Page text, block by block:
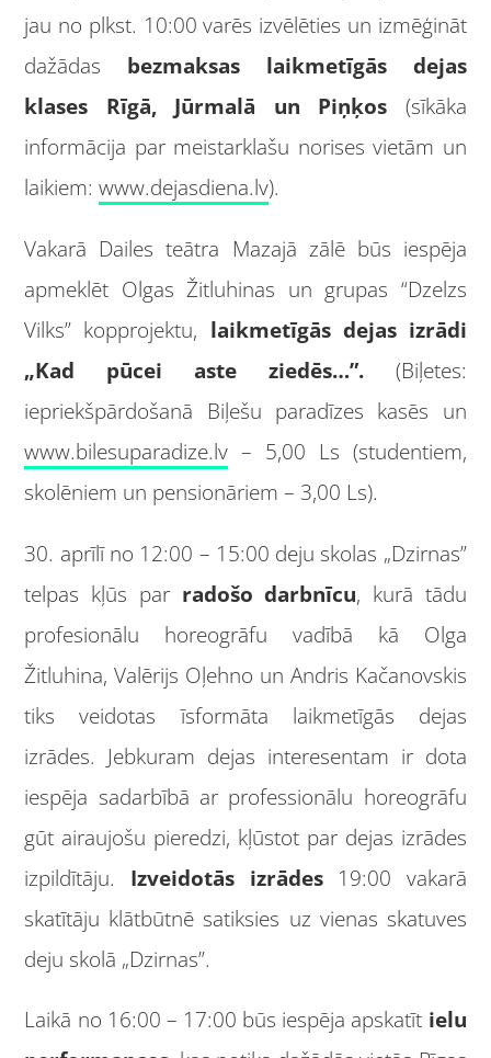
jau no plkst. 10:00 varēs izvēlēties un izmēģināt
dažādas bezmaksas laikmetīgās dejas
klases Rīgā, Jūrmalā un Piņķos (sīkāka
informācija par meistarklašu norises vietām un
laikiem:www.dejasdiena.lv).
Vakarā Dailes teātra Mazajā zālē būs iespēja
apmeklēt Olgas Žitluhinas un grupas “Dzelzs
Vilks” kopprojektu, laikmetīgās dejas izrādi
„Kad pūcei aste ziedēs…”.(Biļetes:
iepriekšpārdošanā Biļešu paradīzes kasēs un
www.bilesuparadize.lv – 5,00 Ls (studentiem,
skolēniem un pensionāriem – 3,00 Ls).
30. aprīlī no 12:00 – 15:00 deju skolas „Dzirnas”
telpas kļūs par radošo darbnīcu, kurā tādu
profesionālu horeogrāfu vadībā kā Olga
Žitluhina, Valērijs Oļehno un Andris Kačanovskis
tiks veidotas īsformāta laikmetīgās dejas
izrādes. Jebkuram dejas interesentam ir dota
iespēja sadarbībā ar professionālu horeogrāfu
gūt airaujošu pieredzi, kļūstot par dejas izrādes
izpildītāju. Izveidotās izrādes19:00 vakarā
skatītāju klātbūtnē satiksies uz vienas skatuves
deju skolā „Dzirnas”.
Laikā no 16:00 – 17:00 būs iespēja apskatīt ielu